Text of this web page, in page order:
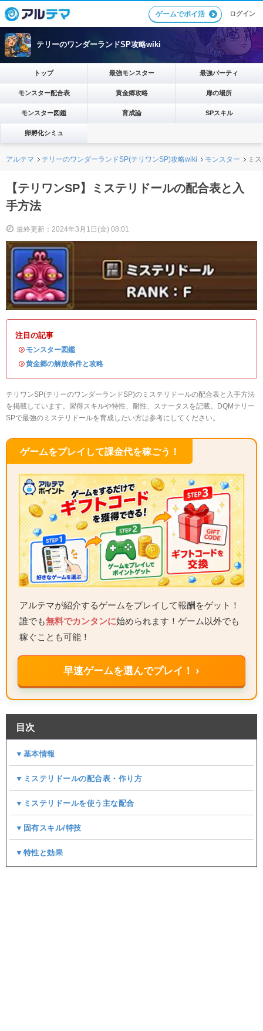
ゲームでポイ活 ログイン
テリーのワンダーランドSP攻略wiki
トップ 最強モンスター 最強パーティ
モンスター配合表 黄金郷攻略 扉の場所
モンスター図鑑 育成論 SPスキル
卵孵化シミュ
アルテマ テリーのワンダーランドSP(テリワンSP)攻略wiki モンスター ミ
【テリワンSP】ミステリドールの配合表と入
手方法
最終更新：2024年3月1日(金) 08:01
注目の記事
・ モンスター図鑑
・黄金郷の解放条件と攻略
テリワンSP(テリーのワンダーランドSP)のミステリドールの配合表と入手方法
を掲載しています。習得スキルや特性、耐性、ステータスを記載。DQMテリー
SPで最強のミステリドールを育成したい方は参考にしてください。
ゲームをプレイして課金代を稼ごう！
アルテマが紹介するゲームをプレイして報酬をゲット！
誰でも無料でカンタンに始められます！ゲーム以外でも
稼ぐことも可能！
早速ゲームを選んでプレイ！ ›
目次
▼基本情報
▼ミステリドールの配合表・作り方
▼ミステリドールを使う主な配合
▼固有スキル/特技
▼特性と効果